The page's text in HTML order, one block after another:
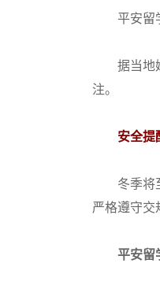
平安留学
据当地媒
注。
安全提
冬季将至
严格遵守交
平安留